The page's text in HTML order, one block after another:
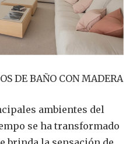
DE BAÑO CON MADERA
ambientes del
se ha transformado